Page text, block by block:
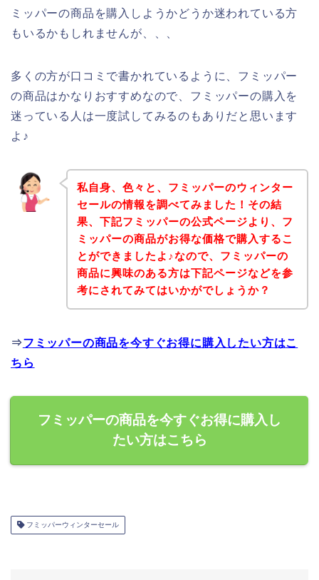
ミッパーの商品を購入しようかどうか迷われている方
もいるかもしれませんが、、、
多くの方が口コミで書かれているように、フミッパー
の商品はかなりおすすめなので、フミッパーの購入を
迷っている人は一度試してみるのもありだと思います
よ♪
私自身、色々と、フミッパーのウィンター
セールの情報を調べてみました！その結
果、下記フミッパーの公式ページより、フ
ミッパーの商品がお得な価格で購入するこ
とができましたよ♪なので、フミッパーの
商品に興味のある方は下記ページなどを参
考にされてみてはいかがでしょうか？
⇒フミッパーの商品を今すぐお得に購入したい方はこ
ちら
フミッパーの商品を今すぐお得に購入し
たい方はこちら
フミッパーウィンターセール